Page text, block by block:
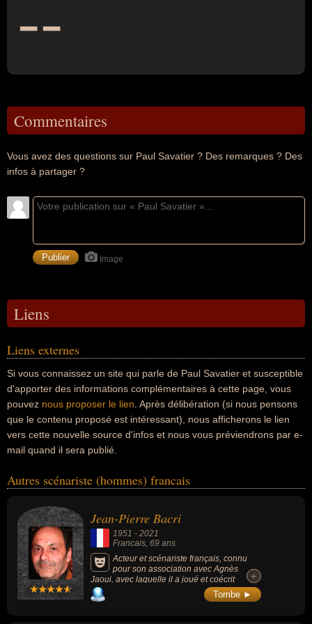
Commentaires
Vous avez des questions sur Paul Savatier ? Des remarques ? Des
infos à partager ?
Image
Liens
Liens externes
Si vous connaissez un site qui parle de Paul Savatier et susceptible
d'apporter des informations complémentaires à cette page, vous
pouvez nous proposer le lien . Après délibération (si nous pensons
que le contenu proposé est intéressant), nous afficherons le lien
vers cette nouvelle source d'infos et nous vous préviendrons par e-
mail quand il sera publié.
Autres scénariste (hommes) francais
Jean-Pierre Bacri
1951 - 2021
Francais, 69 ans
Acteur et scénariste français, connu
pour son association avec Agnès
Jaoui, avec laquelle il a joué et coécrit
plusieurs pièces de théâtre et films. Il a aussi
collaboré à plusieurs reprises avec les
+
+
Tombe ►